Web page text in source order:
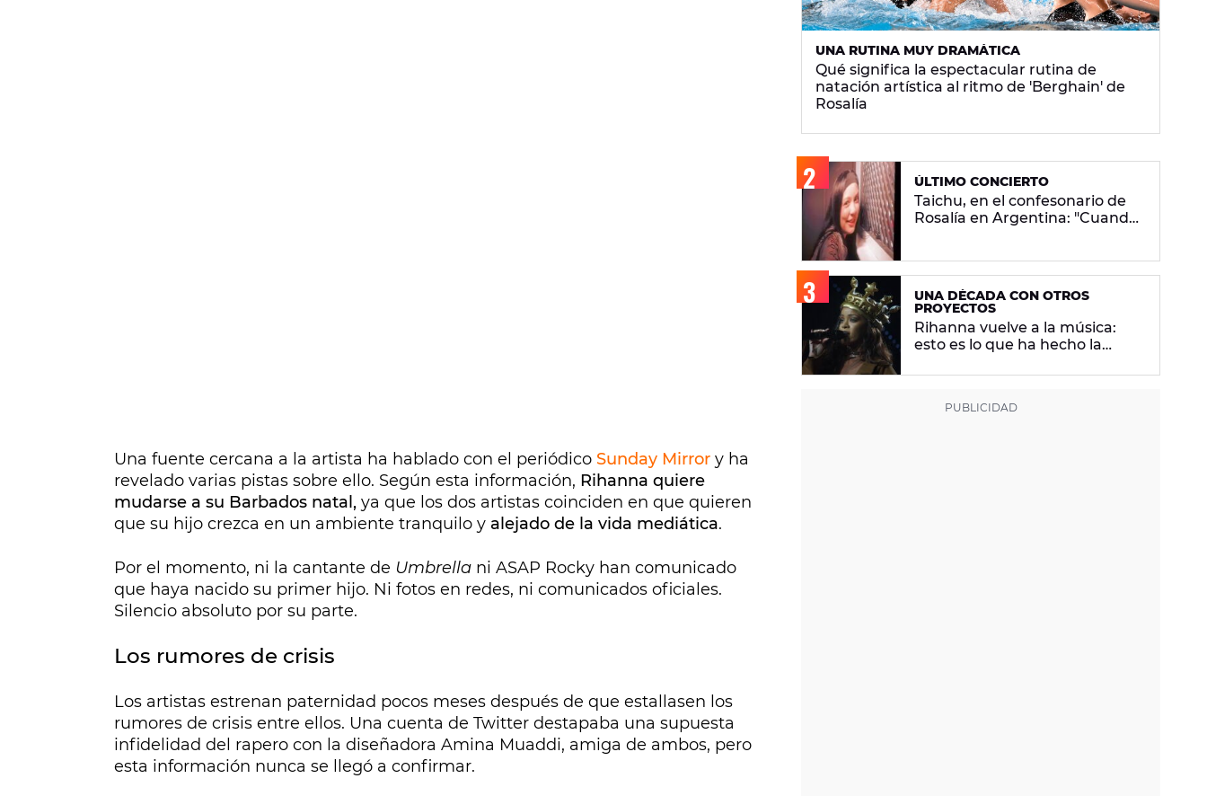
Una fuente cercana a la artista ha hablado con el periódico Sunday Mirror y ha
revelado varias pistas sobre ello. Según esta información, Rihanna quiere
mudarse a su Barbados natal, ya que los dos artistas coinciden en que quieren
que su hijo crezca en un ambiente tranquilo y alejado de la vida mediática.
Por el momento, ni la cantante de Umbrella ni ASAP Rocky han comunicado
que haya nacido su primer hijo. Ni fotos en redes, ni comunicados oficiales.
Silencio absoluto por su parte.
Los rumores de crisis
Los artistas estrenan paternidad pocos meses después de que estallasen los
rumores de crisis entre ellos. Una cuenta de Twitter destapaba una supuesta
infidelidad del rapero con la diseñadora Amina Muaddi, amiga de ambos, pero
esta información nunca se llegó a confirmar.
UNA RUTINA MUY DRAMÁTICA
Qué significa la espectacular rutina de
natación artística al ritmo de 'Berghain' de
Rosalía
ÚLTIMO CONCIERTO
Taichu, en el confesonario de
Rosalía en Argentina: "Cuando
UNA DÉCADA CON OTROS
PROYECTOS
Rihanna vuelve a la música:
esto es lo que ha hecho la